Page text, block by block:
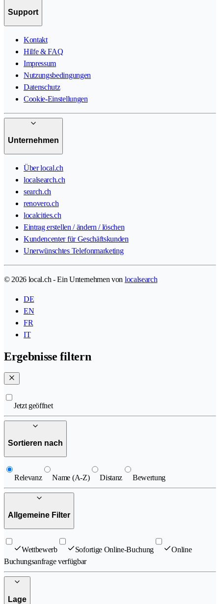
Support
Kontakt
Hilfe & FAQ
Impressum
Nutzungsbedingungen
Datenschutz
Cookie-Einstellungen
Unternehmen
Über local.ch
localsearch.ch
search.ch
renovero.ch
localcities.ch
Eintrag erstellen / ändern / löschen
Kundencenter für Geschäftskunden
Unerwünschtes Telefonmarketing
© 2026 local.ch - Ein Unternehmen von localsearch
DE
EN
FR
IT
Ergebnisse filtern
Jetzt geöffnet
Sortieren nach
Relevanz Name (A-Z) Distanz Bewertung
Allgemeine Filter
Wettbewerb Sofortige Online-Buchung
Online
Buchungsanfrage verfügbar
Lage